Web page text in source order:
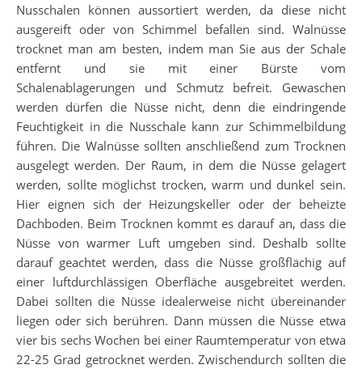
Nusschalen können aussortiert werden, da diese nicht
ausgereift oder von Schimmel befallen sind. Walnüsse
trocknet man am besten, indem man Sie aus der Schale
entfernt und sie mit einer Bürste vom
Schalenablagerungen und Schmutz befreit. Gewaschen
werden dürfen die Nüsse nicht, denn die eindringende
Feuchtigkeit in die Nusschale kann zur Schimmelbildung
führen. Die Walnüsse sollten anschließend zum Trocknen
ausgelegt werden. Der Raum, in dem die Nüsse gelagert
werden, sollte möglichst trocken, warm und dunkel sein.
Hier eignen sich der Heizungskeller oder der beheizte
Dachboden. Beim Trocknen kommt es darauf an, dass die
Nüsse von warmer Luft umgeben sind. Deshalb sollte
darauf geachtet werden, dass die Nüsse großflächig auf
einer luftdurchlässigen Oberfläche ausgebreitet werden.
Dabei sollten die Nüsse idealerweise nicht übereinander
liegen oder sich berühren. Dann müssen die Nüsse etwa
vier bis sechs Wochen bei einer Raumtemperatur von etwa
22-25 Grad getrocknet werden. Zwischendurch sollten die